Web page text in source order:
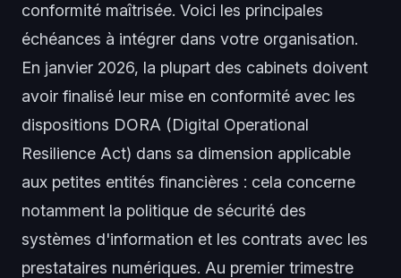
conformité maîtrisée. Voici les principales
échéances à intégrer dans votre organisation.
En janvier 2026, la plupart des cabinets doivent
avoir finalisé leur mise en conformité avec les
dispositions DORA (Digital Operational
Resilience Act) dans sa dimension applicable
aux petites entités financières : cela concerne
notamment la politique de sécurité des
systèmes d'information et les contrats avec les
prestataires numériques. Au premier trimestre